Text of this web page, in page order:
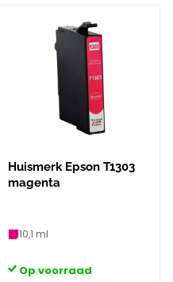
Huismerk Epson T1303
magenta
10,1 ml
Op voorraad